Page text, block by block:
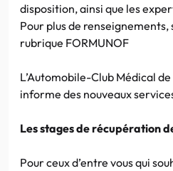
disposition, ainsi que les
Pour plus de
rubrique FORMUNOF
L’Automobile-Club Médical
informe des nouveaux
Les stages de récupération
Pour ceux d’entre vous qui